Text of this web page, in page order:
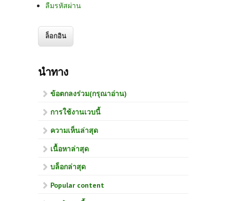
ลืมรหัสผ่าน
นำทาง
ข้อตกลงร่วม(กรุณาอ่าน)
การใช้งานเวบนี้
ความเห็นล่าสุด
เนื้อหาล่าสุด
บล็อกล่าสุด
Popular content